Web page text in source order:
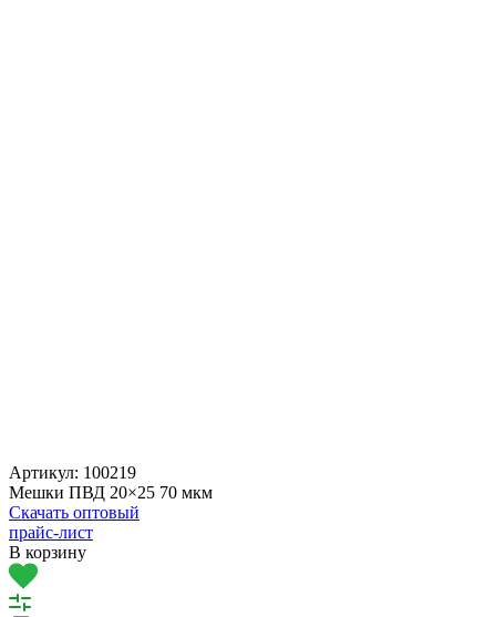
Артикул: 100219
Мешки ПВД 20×25 70 мкм
Скачать оптовый
прайс-лист
В корзину